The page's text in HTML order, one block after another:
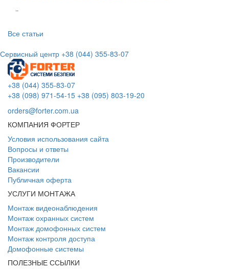
..
Все статьи
Сервисный центр +38 (044) 355-83-07
+38 (044) 355-83-07
+38 (098) 971-54-15 +38 (095) 803-19-20
orders@forter.com.ua
КОМПАНИЯ ФОРТЕР
Условия использования сайта
Вопросы и ответы
Производители
Вакансии
Публичная оферта
УСЛУГИ МОНТАЖА
Монтаж видеонаблюдения
Монтаж охранных систем
Монтаж домофонных систем
Монтаж контроля доступа
Домофонные системы
ПОЛЕЗНЫЕ ССЫЛКИ